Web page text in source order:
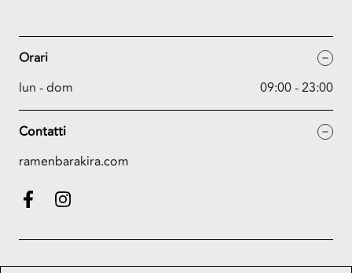
Orari
lun - dom
09:00 - 23:00
Contatti
ramenbarakira.com